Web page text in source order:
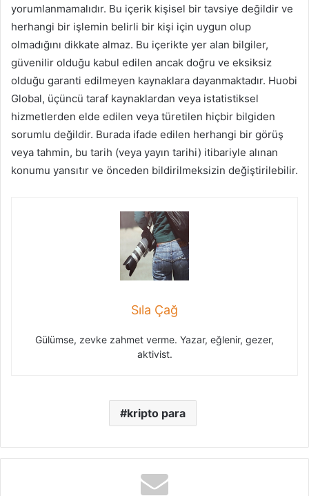
yorumlanmamalıdır. Bu içerik kişisel bir tavsiye değildir ve
herhangi bir işlemin belirli bir kişi için uygun olup
olmadığını dikkate almaz. Bu içerikte yer alan bilgiler,
güvenilir olduğu kabul edilen ancak doğru ve eksiksiz
olduğu garanti edilmeyen kaynaklara dayanmaktadır. Huobi
Global, üçüncü taraf kaynaklardan veya istatistiksel
hizmetlerden elde edilen veya türetilen hiçbir bilgiden
sorumlu değildir. Burada ifade edilen herhangi bir görüş
veya tahmin, bu tarih (veya yayın tarihi) itibariyle alınan
konumu yansıtır ve önceden bildirilmeksizin değiştirilebilir.
Sıla Çağ
Gülümse, zevke zahmet verme. Yazar, eğlenir, gezer,
aktivist.
kripto para